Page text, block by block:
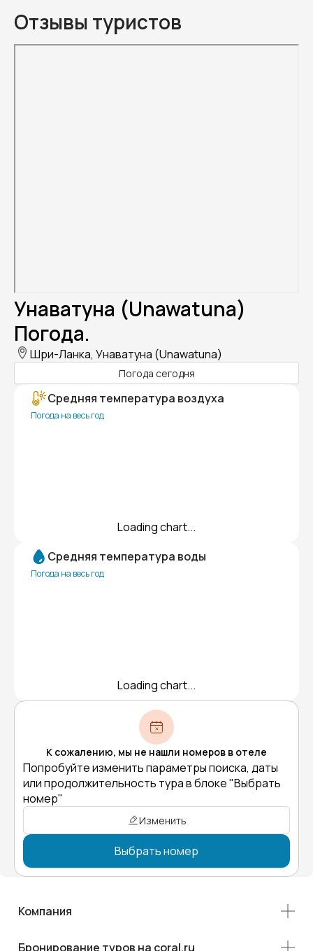
Отзывы туристов
Унаватуна (Unawatuna)
Погода.
Шри-Ланка, Унаватуна (Unawatuna)
Погода сегодня
Средняя температура воздуха
Погода на весь год
Loading chart...
Средняя температура воды
Погода на весь год
Loading chart...
К сожалению, мы не нашли номеров в отеле
Попробуйте изменить параметры поиска, даты
или продолжительность тура в блоке "Выбрать
номер"
Изменить
Выбрать номер
Компания
Бронирование туров на coral.ru